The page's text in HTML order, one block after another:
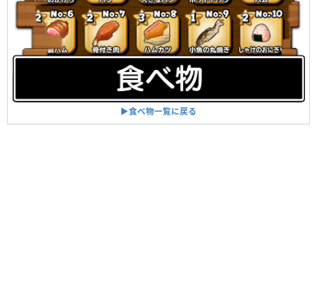
▶︎食べ物一覧に戻る